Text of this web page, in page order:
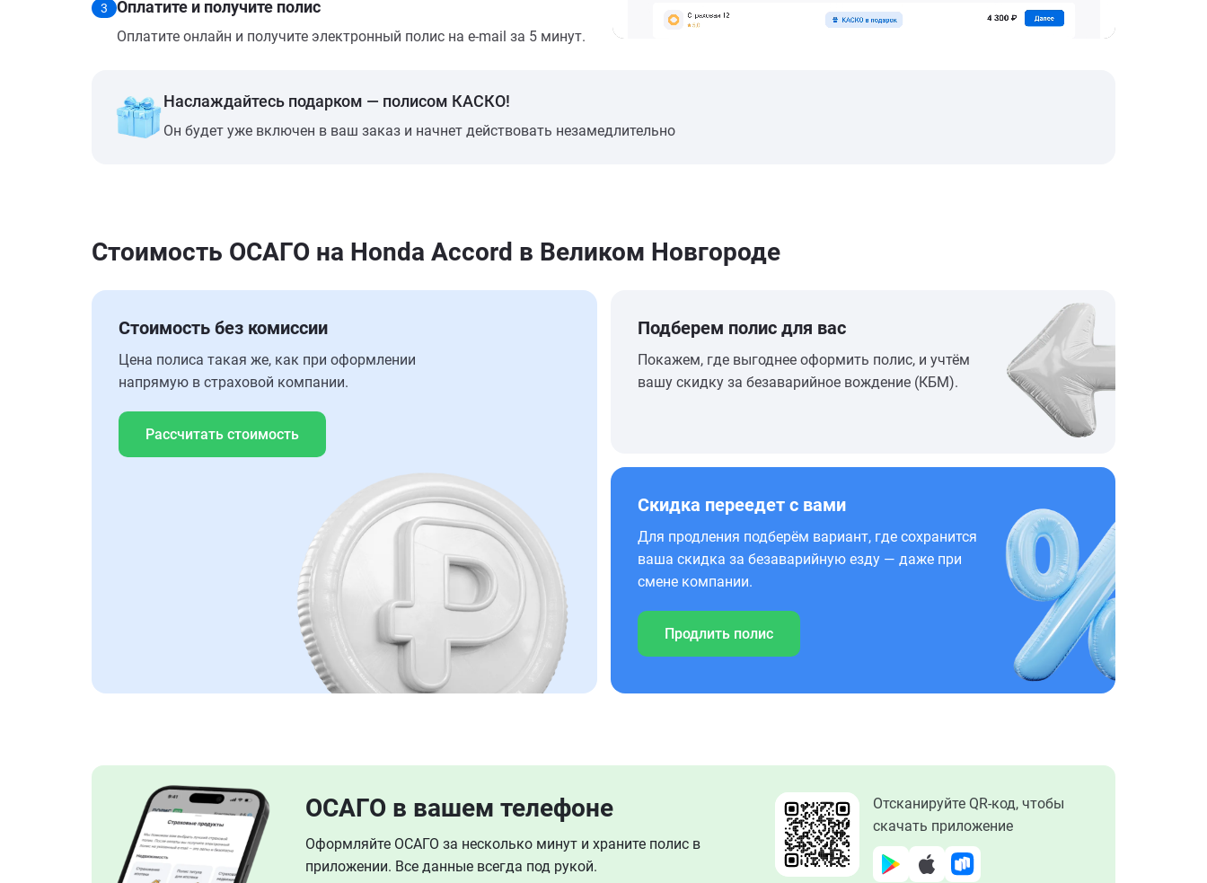
3 Оплатите и получите полис
Оплатите онлайн и получите электронный полис на e-mail за 5 минут.
Наслаждайтесь подарком — полисом КАСКО!
Он будет уже включен в ваш заказ и начнет действовать незамедлительно
Стоимость ОСАГО на Honda Accord в Великом Новгороде
Стоимость без комиссии
Цена полиса такая же, как при оформлении
напрямую в страховой компании.
Рассчитать стоимость
Подберем полис для вас
Покажем, где выгоднее оформить полис, и учтём
вашу скидку за безаварийное вождение (КБМ).
Скидка переедет с вами
Для продления подберём вариант, где сохранится
ваша скидка за безаварийную езду — даже при
смене компании.
Продлить полис
ОСАГО в вашем телефоне
Оформляйте ОСАГО за несколько минут и храните полис в
приложении. Все данные всегда под рукой.
Отсканируйте QR-код, чтобы
скачать приложение